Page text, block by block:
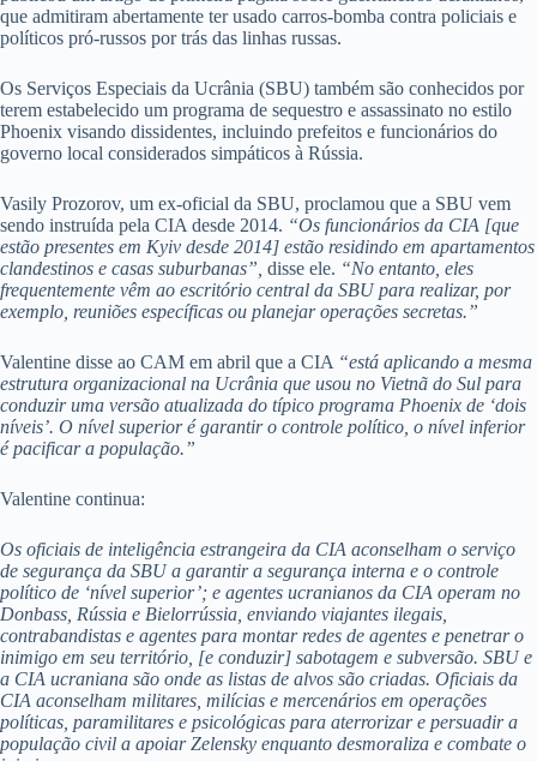
que admitiram abertamente ter usado carros-bomba contra policiais e
políticos pró-russos por trás das linhas russas.
Os Serviços Especiais da Ucrânia (SBU) também são conhecidos por
terem estabelecido um programa de sequestro e assassinato no estilo
Phoenix visando dissidentes, incluindo prefeitos e funcionários do
governo local considerados simpáticos à Rússia.
Vasily Prozorov, um ex-oficial da SBU, proclamou que a SBU vem
sendo instruída pela CIA desde 2014. “Os funcionários da CIA [que
estão presentes em Kyiv desde 2014] estão residindo em apartamentos
clandestinos e casas suburbanas”, disse ele. “No entanto, eles
frequentemente vêm ao escritório central da SBU para realizar, por
exemplo, reuniões específicas ou planejar operações secretas.”
Valentine disse ao CAM em abril que a CIA “está aplicando a mesma
estrutura organizacional na Ucrânia que usou no Vietnã do Sul para
conduzir uma versão atualizada do típico programa Phoenix de ‘dois
níveis’. O nível superior é garantir o controle político, o nível inferior
é pacificar a população.”
Valentine continua:
Os oficiais de inteligência estrangeira da CIA aconselham o serviço
de segurança da SBU a garantir a segurança interna e o controle
político de ‘nível superior’; e agentes ucranianos da CIA operam no
Donbass, Rússia e Bielorrússia, enviando viajantes ilegais,
contrabandistas e agentes para montar redes de agentes e penetrar o
inimigo em seu território, [e conduzir] sabotagem e subversão. SBU e
a CIA ucraniana são onde as listas de alvos são criadas. Oficiais da
CIA aconselham militares, milícias e mercenários em operações
políticas, paramilitares e psicológicas ​​para aterrorizar e persuadir a
população civil a apoiar Zelensky enquanto desmoraliza e combate o